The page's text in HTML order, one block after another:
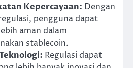
Kepercayaan: Dengan
pengguna dapat
aman dalam
stablecoin.
Regulasi dapat